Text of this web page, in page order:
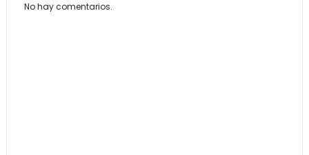
No hay comentarios.